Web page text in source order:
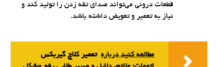
قطعات درونی می‌تواند صدای تقه زدن را تولید کند و
نیاز به تعمیر و تعویض داشته باشد.
مطالعه کنید درباره‌ تعمیر کلاچ گیربکس